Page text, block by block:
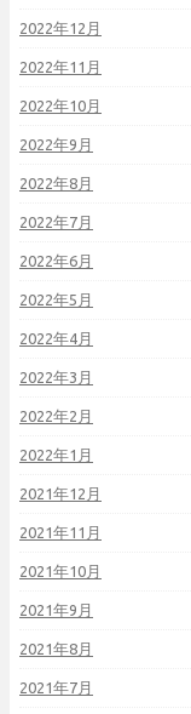
2022年12月
2022年11月
2022年10月
2022年9月
2022年8月
2022年7月
2022年6月
2022年5月
2022年4月
2022年3月
2022年2月
2022年1月
2021年12月
2021年11月
2021年10月
2021年9月
2021年8月
2021年7月